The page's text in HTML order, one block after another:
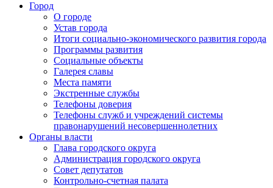
Город
О городе
Устав города
Итоги социально-экономического развития города
Программы развития
Социальные объекты
Галерея славы
Места памяти
Экстренные службы
Телефоны доверия
Телефоны служб и учреждений системы
правонарушений несовершеннолетних
Органы власти
Глава городского округа
Администрация городcкого округа
Совет депутатов
Контрольно-счетная палата